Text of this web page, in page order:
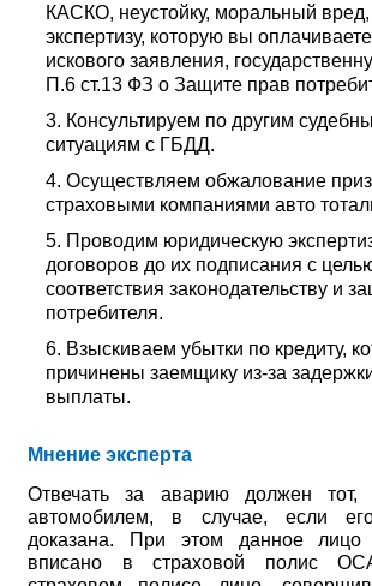
КАСКО, неустойку, моральный
экспертизу, которую вы
искового заявления,
П.6 ст.13 ФЗ о Защите прав
Консультируем по другим
ситуациям с ГБДД.
Осуществляем обжалование
страховыми компаниями авто
Проводим юридическую
договоров до их подписания с
соответствия законодательству и
потребителя.
Взыскиваем убытки по кредиту,
причинены заемщику из-за
выплаты.
Мнение эксперта
Отвечать за аварию должен тот,
автомобилем, в случае, если
доказана. При этом данное
вписано в страховой полис